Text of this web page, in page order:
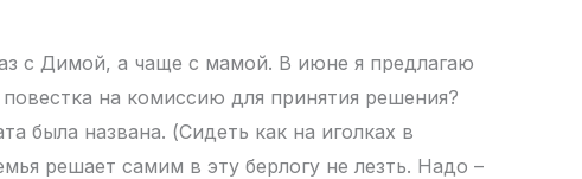
с Димой, а чаще с мамой. В июне я предлагаю
на комиссию для принятия решения?
была названа. (Сидеть как на иголках в
решает самим в эту берлогу не лезть. Надо –